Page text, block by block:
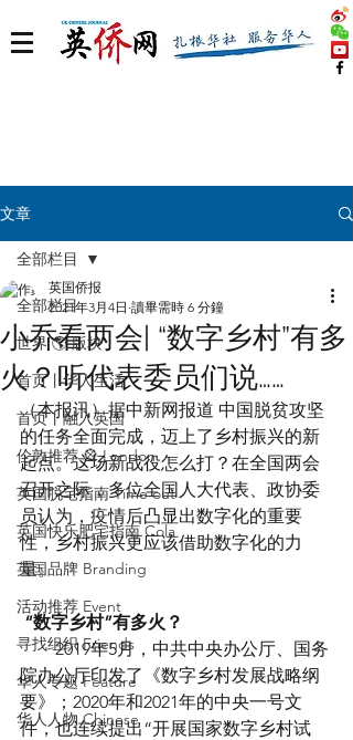
文章
全部栏目
世界 🌎 版块
首页丨华人生活
首页丨融入英国
伦敦推荐 🎡 London
英国脱宅指南 Time out
英国快乐肥宅指南 Cola
英国品牌 Branding
活动推荐 Event
寻找组织 Friends
华人专题 Feature
华人人物 Chinese
全部栏目
小乔看两会| “数字乡村”有多
火？听代表委员们说……
英国侨报
2021年3月4日 讀畢需時 6 分鐘
（本报讯）据中新网报道 中国脱贫攻坚
的任务全面完成，迈上了乡村振兴的新
起点。这场新战役怎么打？在全国两会
召开之际，多位全国人大代表、政协委
员认为，疫情后凸显出数字化的重要
性，乡村振兴更应该借助数字化的力
量。
“数字乡村”有多火？
2019年5月，中共中央办公厅、国务
院办公厅印发了《数字乡村发展战略纲
要》；2020年和2021年的中央一号文
件，也连续提出“开展国家数字乡村试